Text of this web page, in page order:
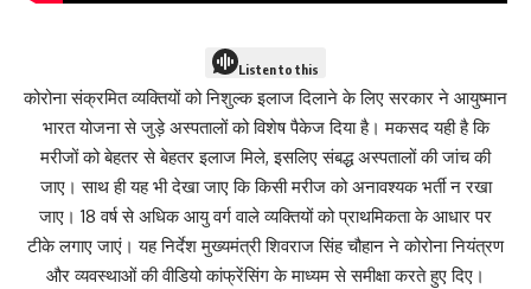
Listen to this
कोरोना संक्रमित व्यक्तियों को निशुल्क इलाज दिलाने के लिए सरकार ने आयुष्मान
भारत योजना से जुड़े अस्पतालों को विशेष पैकेज दिया है। मकसद यही है कि
मरीजों को बेहतर से बेहतर इलाज मिले, इसलिए संबद्ध अस्पतालों की जांच की
जाए। साथ ही यह भी देखा जाए कि किसी मरीज को अनावश्यक भर्ती न रखा
जाए। 18 वर्ष से अधिक आयु वर्ग वाले व्यक्तियों को प्राथमिकता के आधार पर
टीके लगाए जाएं। यह निर्देश मुख्यमंत्री शिवराज सिंह चौहान ने कोरोना नियंत्रण
और व्यवस्थाओं की वीडियो कांफ्रेंसिंग के माध्यम से समीक्षा करते हुए दिए।